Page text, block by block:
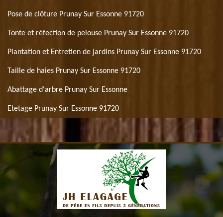
Pose de clôture Prunay Sur Essonne 91720
Tonte et réfection de pelouse Prunay Sur Essonne 91720
Plantation et Entretien de jardins Prunay Sur Essonne 91720
Taille de haies Prunay Sur Essonne 91720
Abattage d'arbre Prunay Sur Essonne
Etetage Prunay Sur Essonne 91720